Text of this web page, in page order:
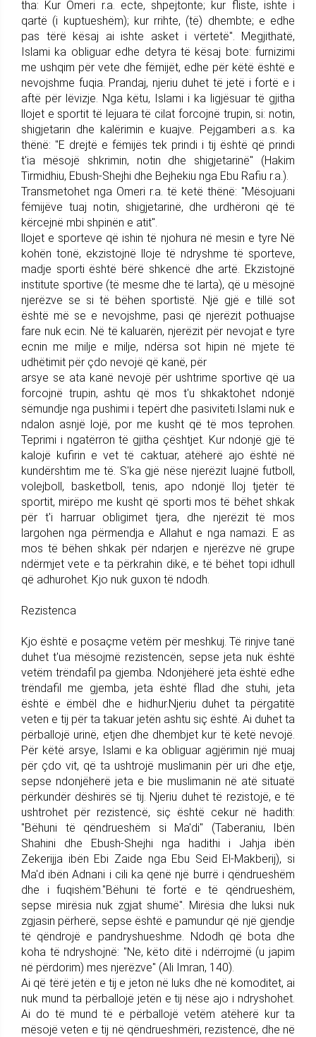
tha: Kur Omeri r.a. ecte, shpejtonte; kur fliste, ishte i
qartë (i kuptueshëm); kur rrihte, (të) dhembte; e edhe
pas tërë kësaj ai ishte asket i vërtetë". Megjithatë,
Islami ka obliguar edhe detyra të kësaj bote: furnizimi
me ushqim për vete dhe fëmijët, edhe për këtë është e
nevojshme fuqia. Prandaj, njeriu duhet të jetë i fortë e i
aftë për lëvizje. Nga këtu, Islami i ka ligjësuar të gjitha
llojet e sportit të lejuara të cilat forcojnë trupin, si: notin,
shigjetarin dhe kalërimin e kuajve. Pejgamberi a.s. ka
thënë: "E drejtë e fëmijës tek prindi i tij është që prindi
t'ia mësojë shkrimin, notin dhe shigjetarinë" (Hakim
Tirmidhiu, Ebush-Shejhi dhe Bejhekiu nga Ebu Rafiu r.a.).
Transmetohet nga Omeri r.a. të ketë thënë: "Mësojuani
fëmijëve tuaj notin, shigjetarinë, dhe urdhëroni që të
kërcejnë mbi shpinën e atit".
llojet e sporteve që ishin të njohura në mesin e tyre Në
kohën tonë, ekzistojnë lloje të ndryshme të sporteve,
madje sporti është bërë shkencë dhe artë. Ekzistojnë
institute sportive (të mesme dhe të larta), që u mësojnë
njerëzve se si të bëhen sportistë. Një gjë e tillë sot
është më se e nevojshme, pasi që njerëzit pothuajse
fare nuk ecin. Në të kaluarën, njerëzit për nevojat e tyre
ecnin me milje e milje, ndërsa sot hipin në mjete të
udhëtimit për çdo nevojë që kanë, për
arsye se ata kanë nevojë për ushtrime sportive që ua
forcojnë trupin, ashtu që mos t'u shkaktohet ndonjë
sëmundje nga pushimi i tepërt dhe pasiviteti.Islami nuk e
ndalon asnjë lojë, por me kusht që të mos teprohen.
Teprimi i ngatërron të gjitha çështjet. Kur ndonjë gjë të
kalojë kufirin e vet të caktuar, atëherë ajo është në
kundërshtim me të. S'ka gjë nëse njerëzit luajnë futboll,
volejboll, basketboll, tenis, apo ndonjë lloj tjetër të
sportit, mirëpo me kusht që sporti mos të bëhet shkak
për t'i harruar obligimet tjera, dhe njerëzit të mos
largohen nga përmendja e Allahut e nga namazi. E as
mos të bëhen shkak për ndarjen e njerëzve në grupe
ndërmjet vete e ta përkrahin dikë, e të bëhet topi idhull
që adhurohet. Kjo nuk guxon të ndodh.
Rezistenca
Kjo është e posaçme vetëm për meshkuj. Të rinjve tanë
duhet t'ua mësojmë rezistencën, sepse jeta nuk është
vetëm trëndafil pa gjemba. Ndonjëherë jeta është edhe
trëndafil me gjemba, jeta është fllad dhe stuhi, jeta
është e ëmbël dhe e hidhur.Njeriu duhet ta përgatitë
veten e tij për ta takuar jetën ashtu siç është. Ai duhet ta
përballojë urinë, etjen dhe dhembjet kur të ketë nevojë.
Për këtë arsye, Islami e ka obliguar agjërimin një muaj
për çdo vit, që ta ushtrojë muslimanin për uri dhe etje,
sepse ndonjëherë jeta e bie muslimanin në atë situatë
përkundër dëshirës së tij. Njeriu duhet të rezistojë, e të
ushtrohet për rezistencë, siç është cekur në hadith:
"Bëhuni të qëndrueshëm si Ma'di" (Taberaniu, Ibën
Shahini dhe Ebush-Shejhi nga hadithi i Jahja ibën
Zekerijja ibën Ebi Zaide nga Ebu Seid El-Makberij), si
Ma'd ibën Adnani i cili ka qenë një burrë i qëndrueshëm
dhe i fuqishëm."Bëhuni të fortë e të qëndrueshëm,
sepse mirësia nuk zgjat shumë". Mirësia dhe luksi nuk
zgjasin përherë, sepse është e pamundur që një gjendje
të qëndrojë e pandryshueshme. Ndodh që bota dhe
koha të ndryshojnë: "Ne, këto ditë i ndërrojmë (u japim
në përdorim) mes njerëzve" (Ali Imran, 140).
Ai që tërë jetën e tij e jeton në luks dhe në komoditet, ai
nuk mund ta përballojë jetën e tij nëse ajo i ndryshohet.
Ai do të mund të e përballojë vetëm atëherë kur ta
mësojë veten e tij në qëndrueshmëri, rezistencë, dhe në